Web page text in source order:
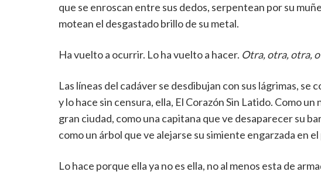
que se enroscan entre sus dedos, serpentean por su
motean el desgastado brillo de su metal.
Ha vuelto a ocurrir. Lo ha vuelto a hacer. Otra, otra, otra,
Las líneas del cadáver se desdibujan con sus lágrimas,
y lo hace sin censura, ella, El Corazón Sin Latido. Como
gran ciudad, como una capitana que ve desaparecer su
como un árbol que ve alejarse su simiente engarzada en
Lo hace porque ella ya no es ella, no al menos esta de